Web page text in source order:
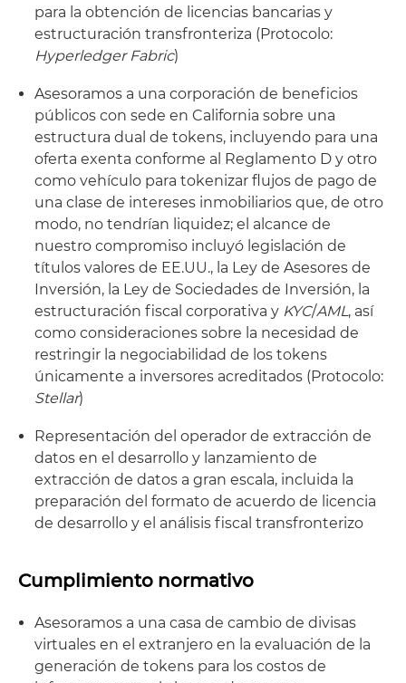
para la obtención de licencias bancarias y
estructuración transfronteriza (Protocolo:
Hyperledger Fabric)
Asesoramos a una corporación de beneficios
públicos con sede en California sobre una
estructura dual de tokens, incluyendo para una
oferta exenta conforme al Reglamento D y otro
como vehículo para tokenizar flujos de pago de
una clase de intereses inmobiliarios que, de otro
modo, no tendrían liquidez; el alcance de
nuestro compromiso incluyó legislación de
títulos valores de EE.UU., la Ley de Asesores de
Inversión, la Ley de Sociedades de Inversión, la
estructuración fiscal corporativa y KYC/AML, así
como consideraciones sobre la necesidad de
restringir la negociabilidad de los tokens
únicamente a inversores acreditados (Protocolo:
Stellar)
Representación del operador de extracción de
datos en el desarrollo y lanzamiento de
extracción de datos a gran escala, incluida la
preparación del formato de acuerdo de licencia
de desarrollo y el análisis fiscal transfronterizo
Cumplimiento normativo
Asesoramos a una casa de cambio de divisas
virtuales en el extranjero en la evaluación de la
generación de tokens para los costos de